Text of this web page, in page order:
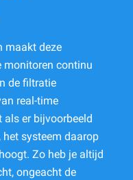
maakt deze
monitoren continu
de filtratie
real-time
als er bijvoorbeeld
systeem daarop
Zo heb je altijd
ongeacht de